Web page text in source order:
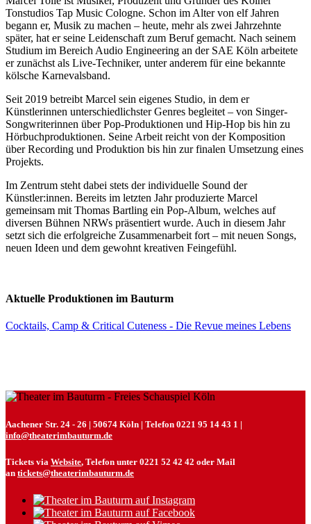
Tonstudios Tap Music Cologne. Schon im Alter von elf Jahren
begann er, Musik zu machen – heute, mehr als zwei Jahrzehnte
später, hat er seine Leidenschaft zum Beruf gemacht. Nach seinem
Studium im Bereich Audio Engineering an der SAE Köln arbeitete
er zunächst als Live-Techniker, unter anderem für eine bekannte
kölsche Karnevalsband.
Seit 2019 betreibt Marcel sein eigenes Studio, in dem er
Künstlerinnen unterschiedlichster Genres begleitet – von Singer-
Songwriterinnen über Pop-Produktionen und Hip-Hop bis hin zu
Hörbuchproduktionen. Seine Arbeit reicht von der Komposition
über Recording und Produktion bis hin zur finalen Umsetzung eines
Projekts.
Im Zentrum steht dabei stets der individuelle Sound der
Künstler:innen. Bereits im letzten Jahr produzierte Marcel
gemeinsam mit Thomas Bartling ein Pop-Album, welches auf
diversen Bühnen NRWs präsentiert wurde. Auch in diesem Jahr
setzt sich die erfolgreiche Zusammenarbeit fort – mit neuen Songs,
neuen Ideen und dem gewohnt kreativen Feingefühl.
Aktuelle Produktionen im Bauturm
Cocktails, Camp & Critical Cuteness - Die Revue meines Lebens
Aachener Str. 24 - 26 | 50674 Köln | Telefon 0221 95 14 43 1 |
info@theaterimbauturm.de
Tickets via Website, Telefon unter 0221 52 42 42 oder Mail
an tickets@theaterimbauturm.de